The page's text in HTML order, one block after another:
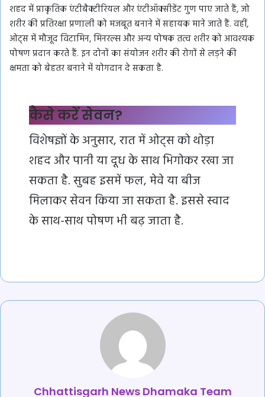
शहद में प्राकृतिक एंटीबैक्टीरियल और एंटीऑक्सीडेंट गुण पाए जाते हैं, जो
शरीर की प्रतिरक्षा प्रणाली को मजबूत बनाने में सहायक माने जाते हैं. वहीं,
ओट्स में मौजूद विटामिन, मिनरल्स और अन्य पोषक तत्व शरीर को आवश्यक
पोषण प्रदान करते हैं. इन दोनों का संयोजन शरीर की रोगों से लड़ने की
क्षमता को बेहतर बनाने में योगदान दे सकता है.
कैसे करें सेवन?
विशेषज्ञों के अनुसार, रात में ओट्स को थोड़ा
शहद और पानी या दूध के साथ भिगोकर रखा जा
सकता है. सुबह इसमें फल, मेवे या बीज
मिलाकर सेवन किया जा सकता है. इससे स्वाद
के साथ-साथ पोषण भी बढ़ जाता है.
Chhattisgarh News Dhamaka Team